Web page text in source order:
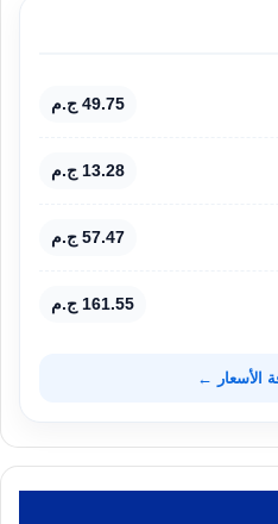
49.75 ج.م
13.28 ج.م
57.47 ج.م
161.55 ج.م
الأسعار ←